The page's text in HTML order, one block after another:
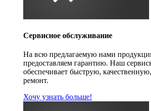
Сервисное обслуживание
На всю предлагаемую нами
предоставляем гарантию. Наш
обеспечивает быструю,
ремонт.
Хочу узнать больше!